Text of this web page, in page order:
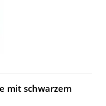
mit schwarzem